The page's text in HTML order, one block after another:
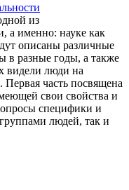
из
а именно: науке как
описаны различные
в разные годы, а также
видели люди на
Первая часть посвящена
свои свойства и
специфики и
людей, так и